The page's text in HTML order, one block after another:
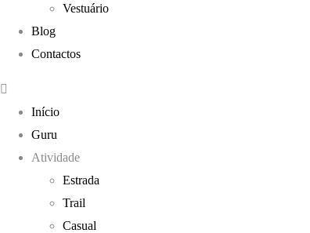
Vestuário
Blog
Contactos
Início
Guru
Atividade
Estrada
Trail
Casual